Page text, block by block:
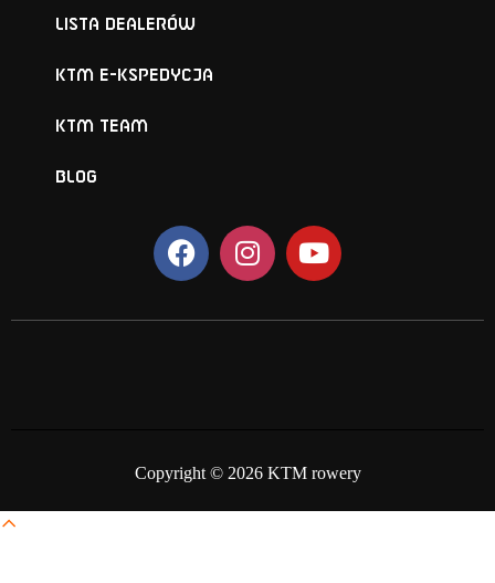
Lista Dealerów
KTM e-KSPEDYCJA
KTM TEAM
BLOG
Copyright © 2026 KTM rowery